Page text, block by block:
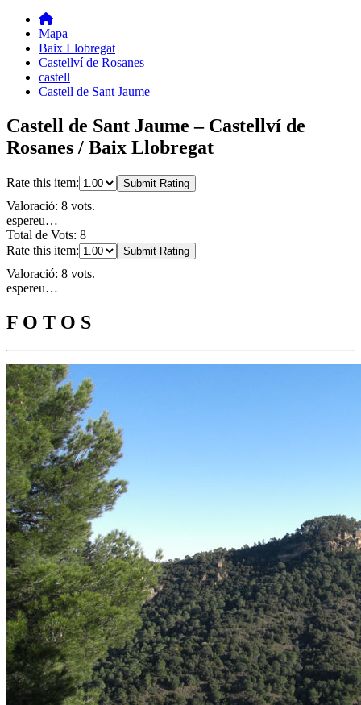
Mapa
Baix Llobregat
Castellví de Rosanes
castell
Castell de Sant Jaume
Castell de Sant Jaume – Castellví de
Rosanes / Baix Llobregat
Rate this item: Submit Rating
Valoració: 8 vots.
espereu…
Total de Vots: 8
Rate this item:
Submit Rating
Valoració: 8 vots.
espereu…
F O T O S